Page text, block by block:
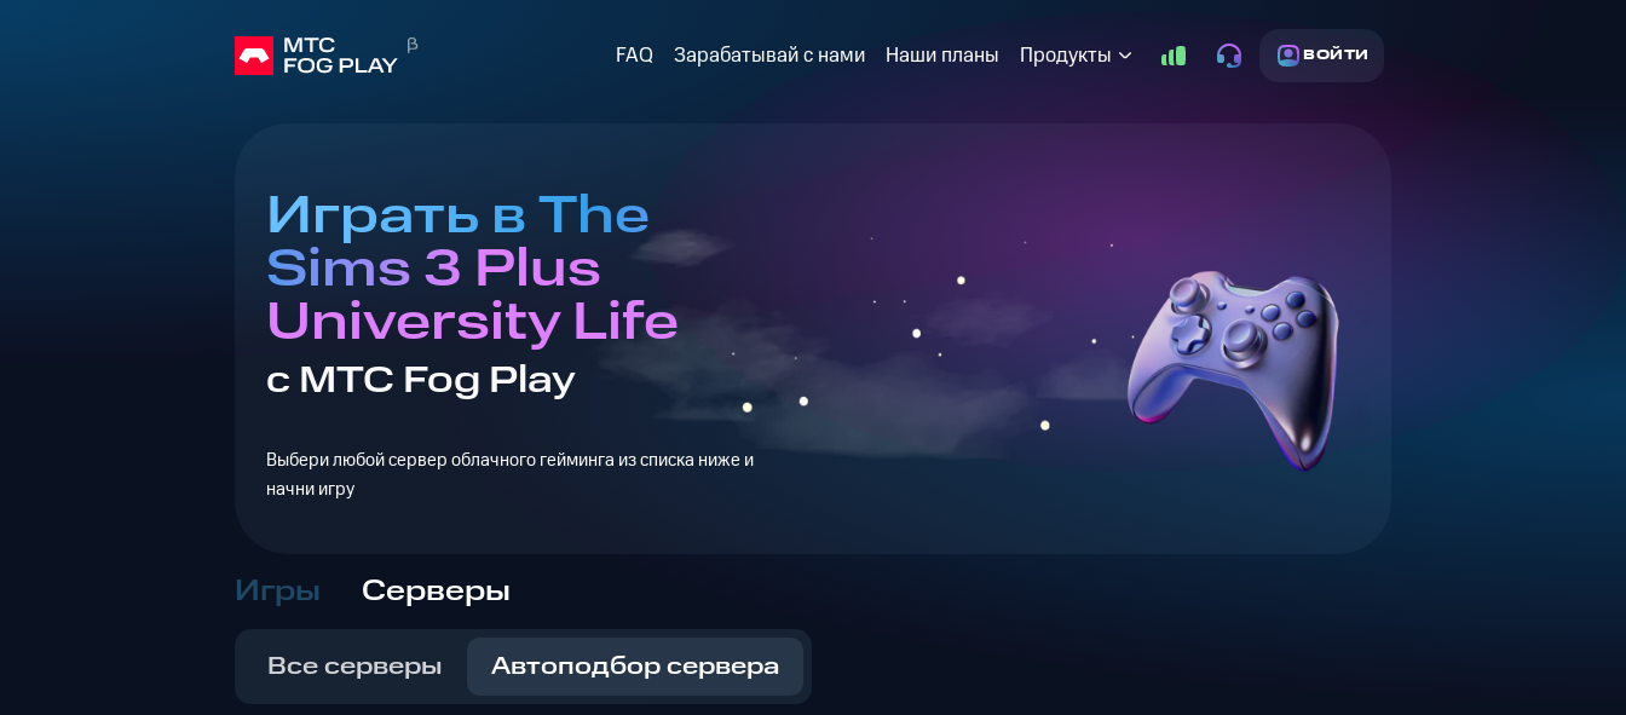
FAQ Зарабатывай с нами Наши планы Продукты ВОЙТИ
Играть в The
Sims 3 Plus
University Life
с МТС Fog Play
Выбери любой сервер облачного гейминга из списка ниже и
начни игру
Игры Серверы
Все серверы Автоподбор сервера